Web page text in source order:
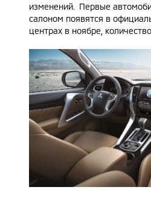
изменений. Первые
салоном появятся в
центрах в ноябре,